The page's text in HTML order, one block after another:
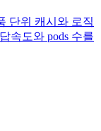
단위 캐시와 로직
속도와 pods 수를